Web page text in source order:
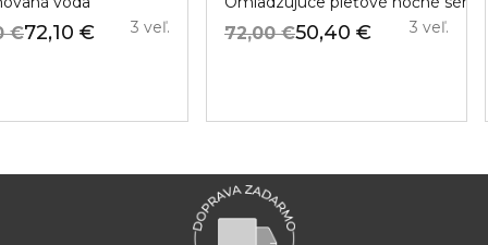
72,10 €
€ 3 veľ. 50,40 €
72,00 € 3 veľ.